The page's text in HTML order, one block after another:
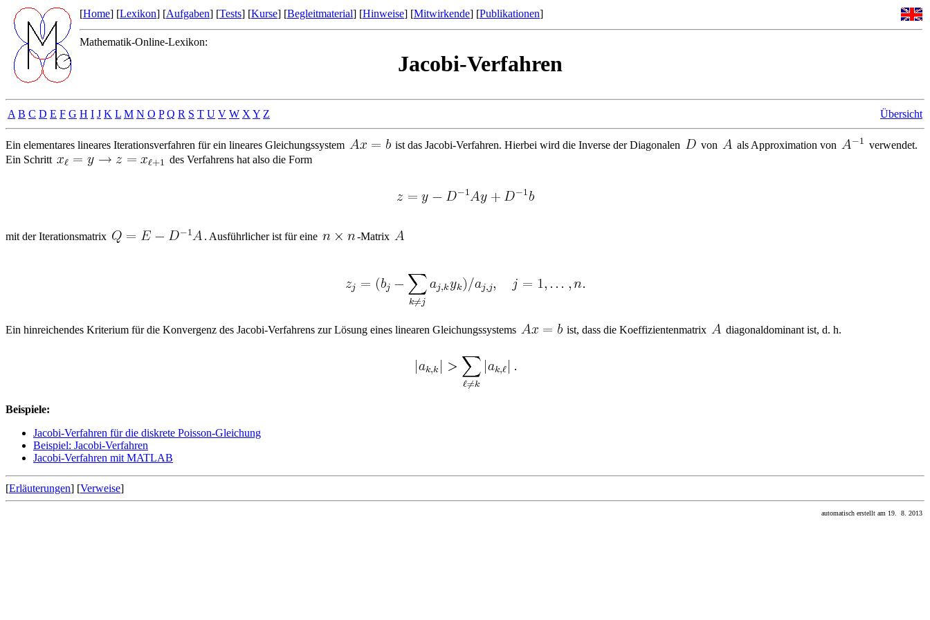
[Home] [Lexikon] [Aufgaben] [Tests] [Kurse] [Begleitmaterial] [Hinweise] [Mitwirkende] [Publikationen]
Mathematik-Online-Lexikon:
Jacobi-Verfahren
A B C D E F G H I J K L M N O P Q R S T U V W X Y Z Übersicht
Ein elementares lineares Iterationsverfahren für ein lineares Gleichungssystem ist das Jacobi-Verfahren. Hierbei wird die Inverse der Diagonalen von als Approximation von
verwendet.
Ein Schritt
des Verfahrens hat also die Form
mit der Iterationsmatrix . Ausführlicher ist für eine -Matrix
Ein hinreichendes Kriterium für die Konvergenz des Jacobi-Verfahrens zur Lösung eines linearen Gleichungssystems ist, dass die Koeffizientenmatrix diagonaldominant ist, d. h.
Beispiele:
Jacobi-Verfahren für die diskrete Poisson-Gleichung
Beispiel: Jacobi-Verfahren
Jacobi-Verfahren mit MATLAB
[Erläuterungen] [Verweise]
automatisch erstellt am 19. 8. 2013